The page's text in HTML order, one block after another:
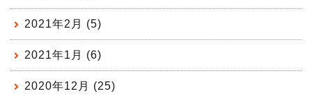
2021年2月 (5)
2021年1月 (6)
2020年12月 (25)